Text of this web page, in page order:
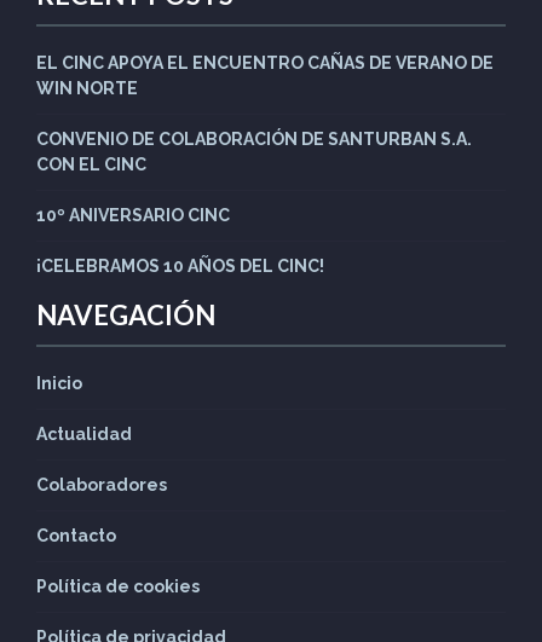
EL CINC APOYA EL ENCUENTRO CAÑAS DE VERANO DE
WIN NORTE
CONVENIO DE COLABORACIÓN DE SANTURBAN S.A.
CON EL CINC
10º ANIVERSARIO CINC
¡CELEBRAMOS 10 AÑOS DEL CINC!
NAVEGACIÓN
Inicio
Actualidad
Colaboradores
Contacto
Política de cookies
Política de privacidad